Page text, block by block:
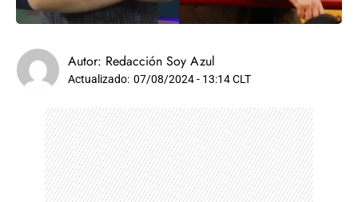
Autor: Redacción Soy Azul
Actualizado: 07/08/2024 - 13:14 CLT